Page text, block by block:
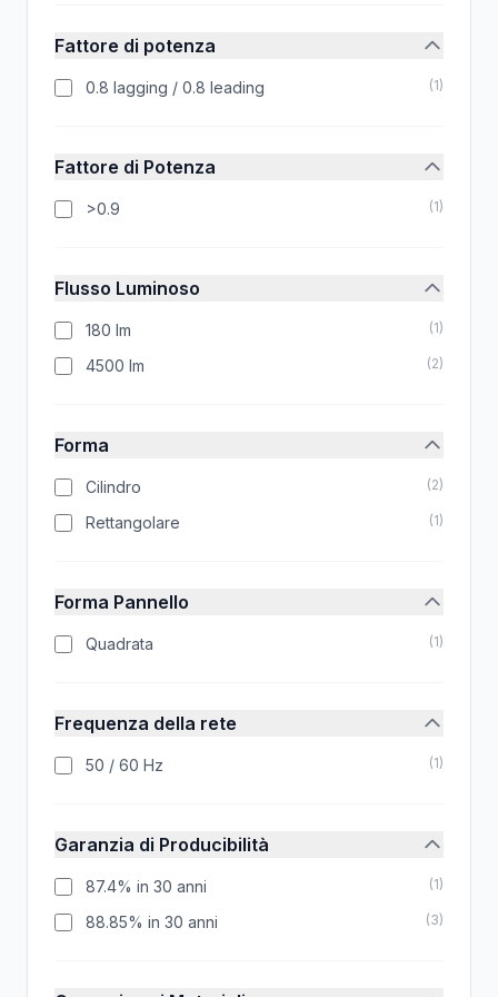
Fattore di potenza
0.8 lagging / 0.8 leading (1)
Fattore di Potenza
>0.9 (1)
Flusso Luminoso
180 lm (1)
4500 lm (2)
Forma
Cilindro (2)
Rettangolare (1)
Forma Pannello
Quadrata (1)
Frequenza della rete
50 / 60 Hz (1)
Garanzia di Producibilità
87.4% in 30 anni (1)
88.85% in 30 anni (3)